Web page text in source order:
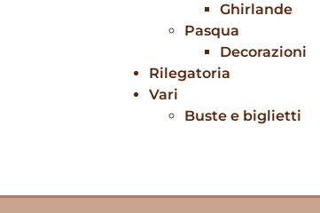
Ghirlande
Pasqua
Decorazioni
Rilegatoria
Vari
Buste e biglietti